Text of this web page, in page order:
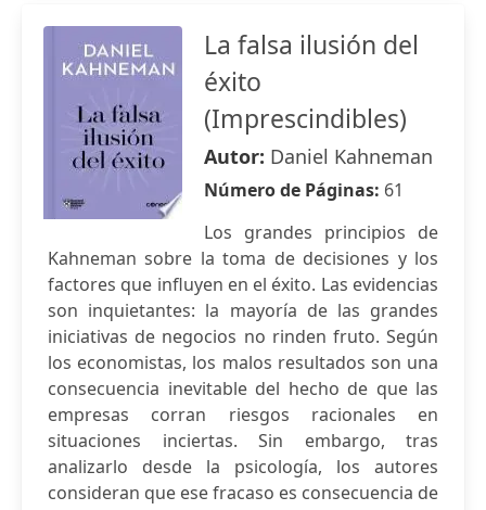
La falsa ilusión del
éxito
(Imprescindibles)
Autor: Daniel Kahneman
Número de Páginas: 61
Los grandes principios de
Kahneman sobre la toma de decisiones y los
factores que influyen en el éxito. Las evidencias
son inquietantes: la mayoría de las grandes
iniciativas de negocios no rinden fruto. Según
los economistas, los malos resultados son una
consecuencia inevitable del hecho de que las
empresas corran riesgos racionales en
situaciones inciertas. Sin embargo, tras
analizarlo desde la psicología, los autores
consideran que ese fracaso es consecuencia de